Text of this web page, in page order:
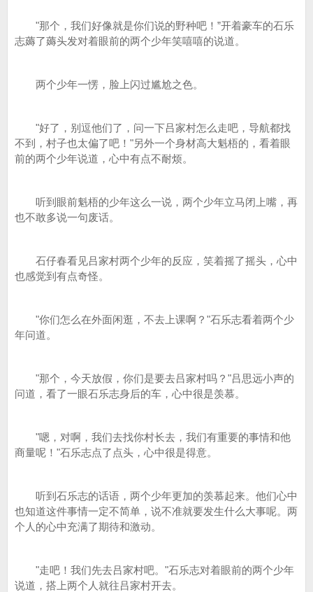
"那个，我们好像就是你们说的野种吧！”开着豪车的石乐
志薅了薅头发对着眼前的两个少年笑嘻嘻的说道。
两个少年一愣，脸上闪过尴尬之色。
"好了，别逗他们了，问一下吕家村怎么走吧，导航都找
不到，村子也太偏了吧！"另外一个身材高大魁梧的，看着眼
前的两个少年说道，心中有点不耐烦。
听到眼前魁梧的少年这么一说，两个少年立马闭上嘴，再
也不敢多说一句废话。
石仔春看见吕家村两个少年的反应，笑着摇了摇头，心中
也感觉到有点奇怪。
"你们怎么在外面闲逛，不去上课啊？"石乐志看着两个少
年问道。
"那个，今天放假，你们是要去吕家村吗？"吕思远小声的
问道，看了一眼石乐志身后的车，心中很是羡慕。
"嗯，对啊，我们去找你村长去，我们有重要的事情和他
商量呢！"石乐志点了点头，心中很是得意。
听到石乐志的话语，两个少年更加的羡慕起来。他们心中
也知道这件事情一定不简单，说不准就要发生什么大事呢。两
个人的心中充满了期待和激动。
"走吧！我们先去吕家村吧。"石乐志对着眼前的两个少年
说道，搭上两个人就往吕家村开去。